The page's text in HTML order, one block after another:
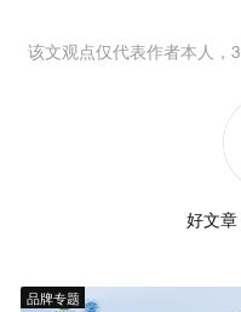
该文观点仅代表作者本人，
好文
品牌专题